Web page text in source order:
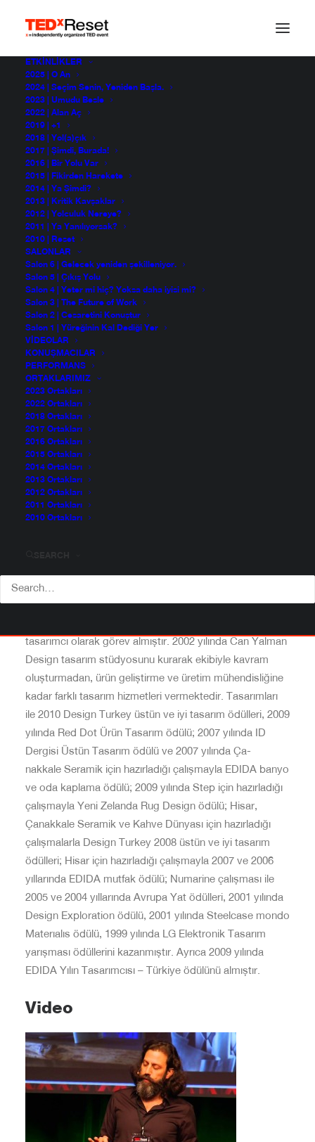
ETKINLIKLER
2025 | O An
2024 | Seçim Senin, Yeniden Başla.
2023 | Umudu Besle
2022 | Alan Aç
2019 | +1
2018 | Yol(a)çık
2017 | Şimdi, Burada!
2016 | Bir Yolu Var
2015 | Fikirden Harekete
2014 | Ya Şimdi?
2013 | Kritik Kavşaklar
2012 | Yolculuk Nereye?
2011 | Ya Yanılıyorsak?
2010 | Reset
SALONLAR
Salon 6 | Gelecek yeniden şekilleniyor.
Salon 5 | Çıkış Yolu
Salon 4 | Yeter mi hiç? Yoksa daha iyisi mi?
Salon 3 | The Future of Work
Salon 2 | Cesaretini Konuştur
Salon 1 | Yüreğinin Kal Dediği Yer
VIDEOLAR
KONUŞMACILAR
PERFORMANS
ORTAKLARIMIZ
2023 Ortakları
2022 Ortakları
2018 Ortakları
2017 Ortakları
2016 Ortakları
2015 Ortakları
2014 Ortakları
2013 Ortakları
2012 Ortakları
2011 Ortakları
2010 Ortakları
Can Yalman, Parsons School of Design Mobilya ve
Ürün Tasarımı bölümünden mezun olduktan sonra Arçe-
tasarımcı olarak görev almıştır. 2002 yılında Can Yalman
Design tasarım stüdyosunu kurarak ekibiyle kavram
oluşturmadan, ürün geliştirme ve üretim mühendisliğine
kadar farklı tasarım hizmetleri vermektedir. Tasarımları
ile 2010 Design Turkey üstün ve iyi tasarım ödülleri, 2009
yılında Red Dot Ürün Tasarım ödülü; 2007 yılında ID
Dergisi Üstün Tasarım ödülü ve 2007 yılında Ça-
nakkale Seramik için hazırladığı çalışmayla EDIDA banyo
ve oda kaplama ödülü; 2009 yılında Step için hazırladığı
çalışmayla Yeni Zelanda Rug Design ödülü; Hisar,
Çanakkale Seramik ve Kahve Dünyası için hazırladığı
çalışmalarla Design Turkey 2008 üstün ve iyi tasarım
ödülleri; Hisar için hazırladığı çalışmayla 2007 ve 2006
yıllarında EDIDA mutfak ödülü; Numarine çalışması ile
2005 ve 2004 yıllarında Avrupa Yat ödülleri, 2001 yılında
Design Exploration ödülü, 2001 yılında Steelcase mondo
Materıalıs ödülü, 1999 yılında LG Elektronik Tasarım
yarışması ödüllerini kazanmıştır. Ayrıca 2009 yılında
EDIDA Yılın Tasarımcısı – Türkiye ödülünü almıştır.
Video